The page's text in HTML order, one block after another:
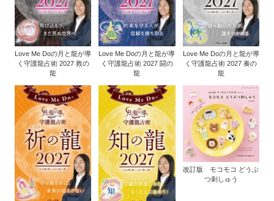
Love Me Doの月と龍が導
く守護龍占術 2027 救の
龍
Love Me Doの月と龍が導
く守護龍占術 2027 闘の
龍
Love Me Doの月と龍が導
く守護龍占術 2027 奏の
龍
改訂版 モコモコ どうぶ
つ刺しゅう